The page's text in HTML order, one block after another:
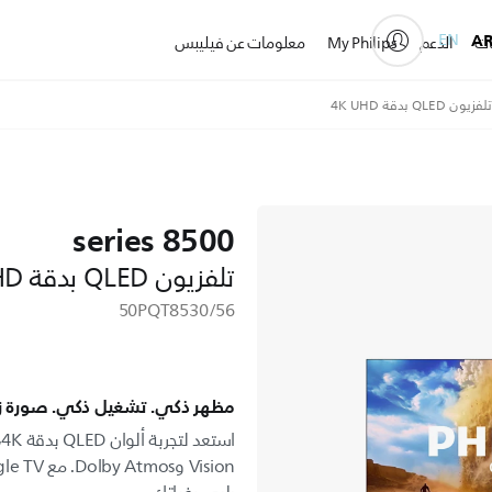
الدعم My Philips معلومات عن فيليبس EN
8500 series
تلفزيون QLED بدقة 4K UHD
50PQT8530/56
مظهر ذكي. تشغيل ذكي. صورة